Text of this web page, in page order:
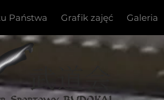
Państwa Grafik zajęć Galeria